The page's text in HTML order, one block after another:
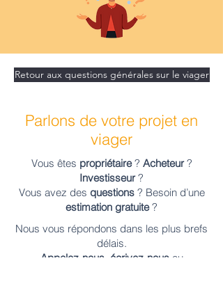
Retour aux questions générales sur le viager
Parlons de votre projet en
viager
Vous êtes propriétaire? Acheteur?
Investisseur?
Vous avez des questions ? Besoin d’une
estimation gratuite?
Nous vous répondons dans les plus brefs
délais.
Appelez-nous écrivez-nous ou